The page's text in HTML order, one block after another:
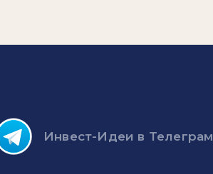
Инвест-Идеи в Телеграм